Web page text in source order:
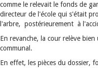
comme le relevait le fonds de
directeur de l'école qui s'était
l'arbre, postérieurement à
En revanche, la cour relève
communal.
En effet, les pièces du dossier,